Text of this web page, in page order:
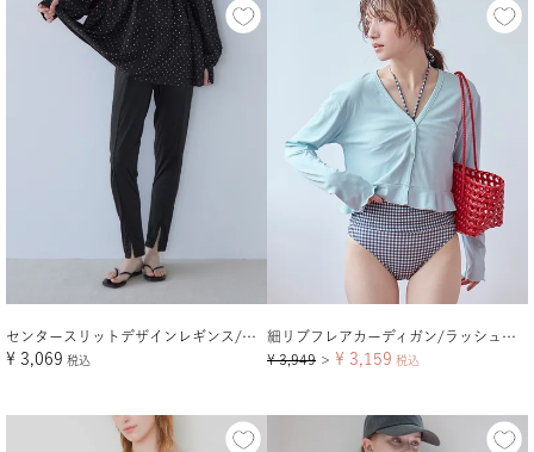
センタースリットデザインレギンス/ラッシュガード【メール便可／100】
¥ 3,069 税込
細リブフレアカーディガン/ラッシュガード【メール便可／70】
¥ 3,949 ＞ ¥ 3,159 税込